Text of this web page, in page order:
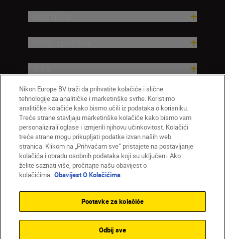
HR Nikon Sites
Obratite nam se
Obavijest o zaštiti privatnosti
Uvjeti upotrebe
Obavijest o kolačićima
Postavke kolačića
Nikon Europe BV traži da prihvatite kolačiće i slične
tehnologije za analitičke i marketinške svrhe. Koristimo
analitičke kolačiće kako bismo učili iz podataka o korisniku.
Treće strane stavljaju marketinške kolačiće kako bismo vam
personalizirali oglase i izmjerili njihovu učinkovitost. Kolačići
treće strane mogu prikupljati podatke izvan naših web
stranica. Klikom na „Prihvaćam sve” pristajete na postavljanje
kolačića i obradu osobnih podataka koji su uključeni. Ako
želite saznati više, pročitajte našu obavijest o
kolačićima. Obavijest O Kolačićima
Postavke za kolačiće
Odbij sve